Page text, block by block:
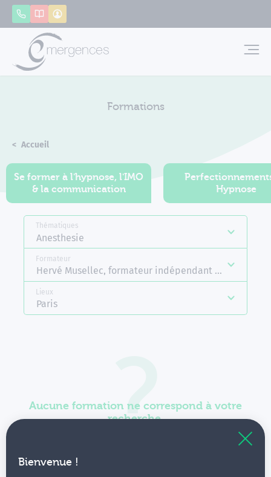
Bienvenue !
AppelerCatalogue
Formations
Accueil
Se former à l'hypnose, l'IMO
& la communication
Hypnose
Thématiques
Anesthesie
Formateur
Hervé Musellec, formateur indépendant Emergences
Lieux
Paris
Aucune formation ne correspond à votre
recherche.
Vous pouvez renouveler votre requête en élargissant
Panneau de gestion des cookies